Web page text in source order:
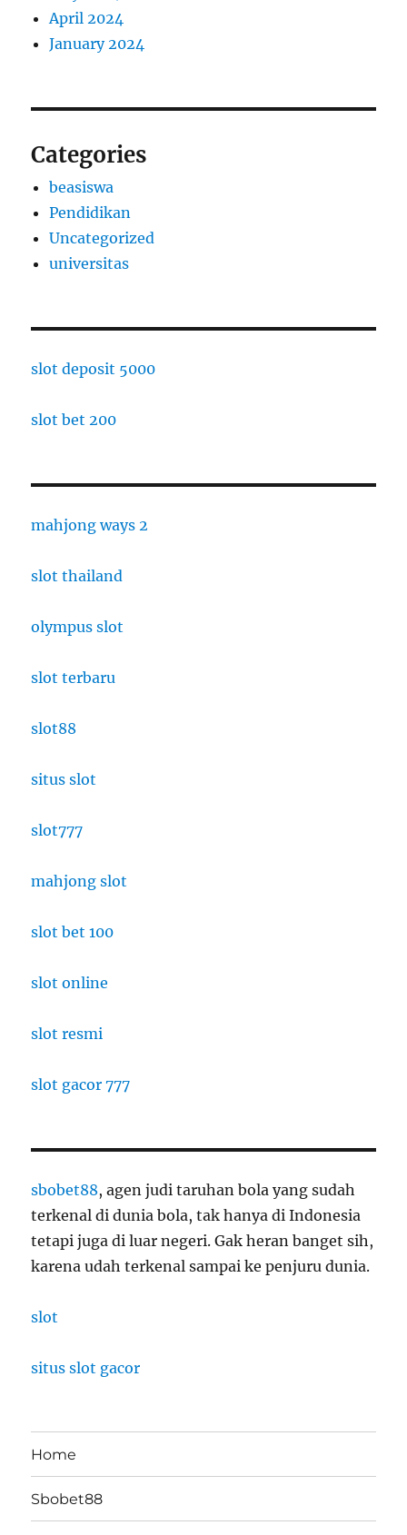
April 2024
January 2024
Categories
beasiswa
Pendidikan
Uncategorized
universitas
slot deposit 5000
slot bet 200
mahjong ways 2
slot thailand
olympus slot
slot terbaru
slot88
situs slot
slot777
mahjong slot
slot bet 100
slot online
slot resmi
slot gacor 777
sbobet88, agen judi taruhan bola yang sudah
terkenal di dunia bola, tak hanya di Indonesia
tetapi juga di luar negeri. Gak heran banget sih,
karena udah terkenal sampai ke penjuru dunia.
slot
situs slot gacor
Home
Sbobet88